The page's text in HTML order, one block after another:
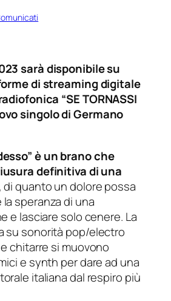
sarà disponibile su
di streaming digitale
“SE TORNASSI
singolo di Germano
è un brano che
definitiva di una
di quanto un dolore possa
speranza di una
e lasciare solo cenere. La
su sonorità pop/electro
chitarre si muovono
e synth per dare ad una
italiana dal respiro più